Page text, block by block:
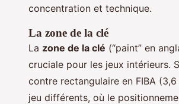
concentration et technique.
La zone de la clé
La zone de la clé (“paint” en
cruciale pour les jeux intérieurs.
contre rectangulaire en FIBA
jeu différents, où le